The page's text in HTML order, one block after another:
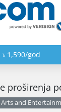
৳ 1,590/god
proširenja
Arts and